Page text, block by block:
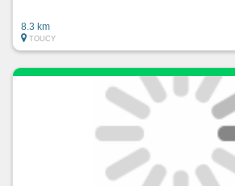
8.3 km
TOUCY